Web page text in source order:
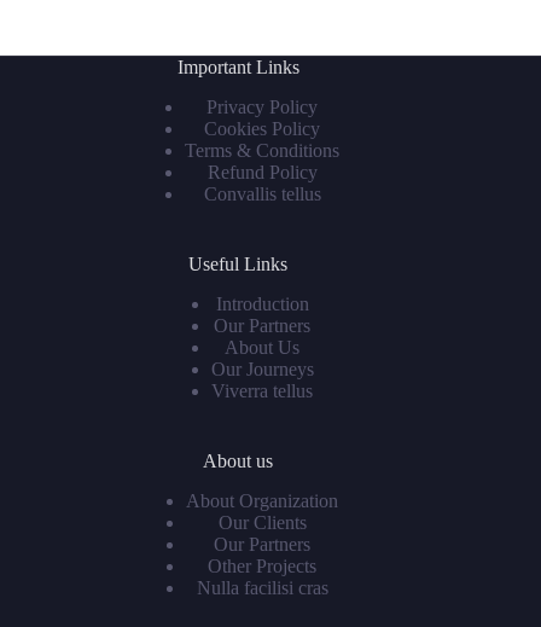
Important Links
Privacy Policy
Cookies Policy
Terms & Conditions
Refund Policy
Convallis tellus
Useful Links
Introduction
Our Partners
About Us
Our Journeys
Viverra tellus
About us
About Organization
Our Clients
Our Partners
Other Projects
Nulla facilisi cras